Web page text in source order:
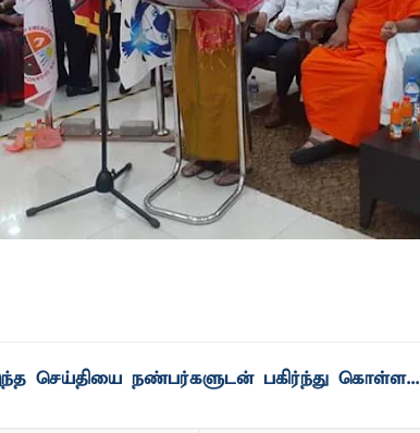
செய்தியை நண்பர்களுடன் பகிர்ந்து கொள்ள...